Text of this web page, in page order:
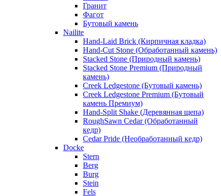
Гранит
Фагот
Бутовый камень
Nailite
Hand-Laid Brick (Кирпичная кладка)
Hand-Cut Stone (Обработанный камень)
Stacked Stone (Природный камень)
Stacked Stone Premium (Природный
камень)
Creek Ledgestone (Бутовый камень)
Creek Ledgestone Premium (Бутовый
камень Премиум)
Hand-Split Shake (Деревянная щепа)
RoughSawn Cedar (Обработанный
кедр)
Cedar Pride (Необработанный кедр)
Docke
Stern
Berg
Burg
Stein
Fels